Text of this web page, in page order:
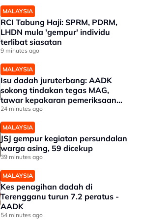
MALAYSIA
RCI Tabung Haji: SPRM, PDRM,
LHDN mula 'gempur' individu
terlibat siasatan
9 minutes ago
MALAYSIA
Isu dadah juruterbang: AADK
sokong tindakan tegas MAG,
tawar kepakaran pemeriksaan
ketat
24 minutes ago
MALAYSIA
JSJ gempur kegiatan persundalan
warga asing, 59 dicekup
39 minutes ago
MALAYSIA
Kes penagihan dadah di
Terengganu turun 7.2 peratus -
AADK
54 minutes ago